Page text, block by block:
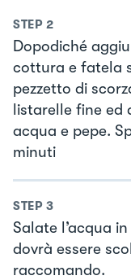
STEP 2
Dopodiché
cottura e fatela
pezzetto di
listarelle fine
acqua e pepe.
minuti
STEP 3
Salate l’acqua
dovrà essere
raccomando.